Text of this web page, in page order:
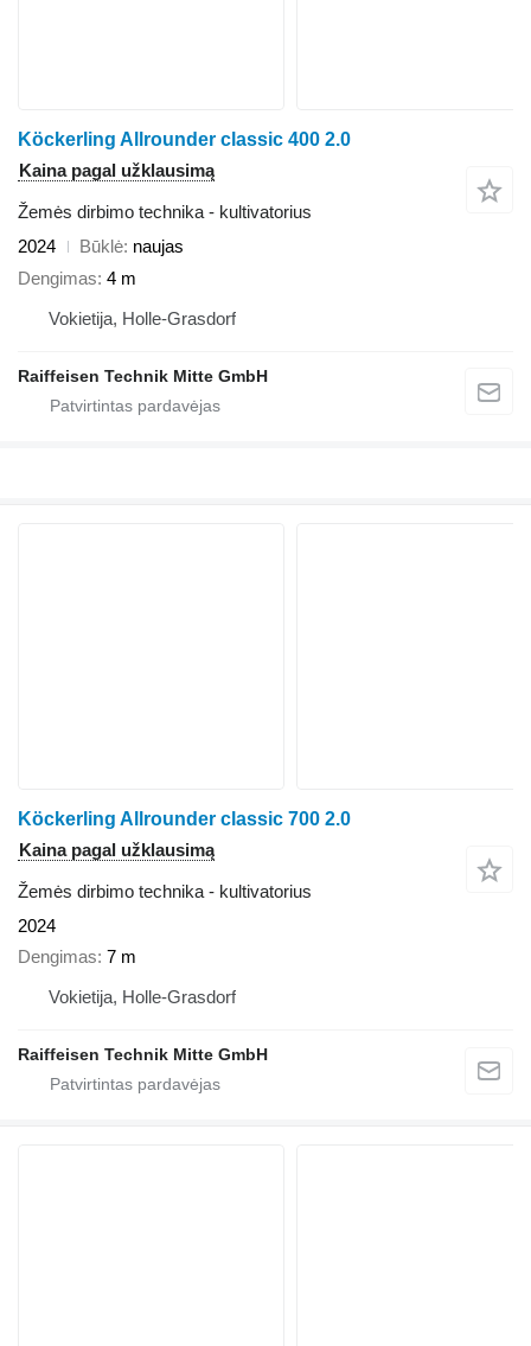
Köckerling Allrounder classic 400 2.0
Kaina pagal užklausimą
Žemės dirbimo technika - kultivatorius
2024
Būklė naujas
Dengimas 4 m
Vokietija, Holle-Grasdorf
Raiffeisen Technik Mitte GmbH
Köckerling Allrounder classic 700 2.0
Kaina pagal užklausimą
Žemės dirbimo technika - kultivatorius
2024
Dengimas 7 m
Vokietija, Holle-Grasdorf
Raiffeisen Technik Mitte GmbH